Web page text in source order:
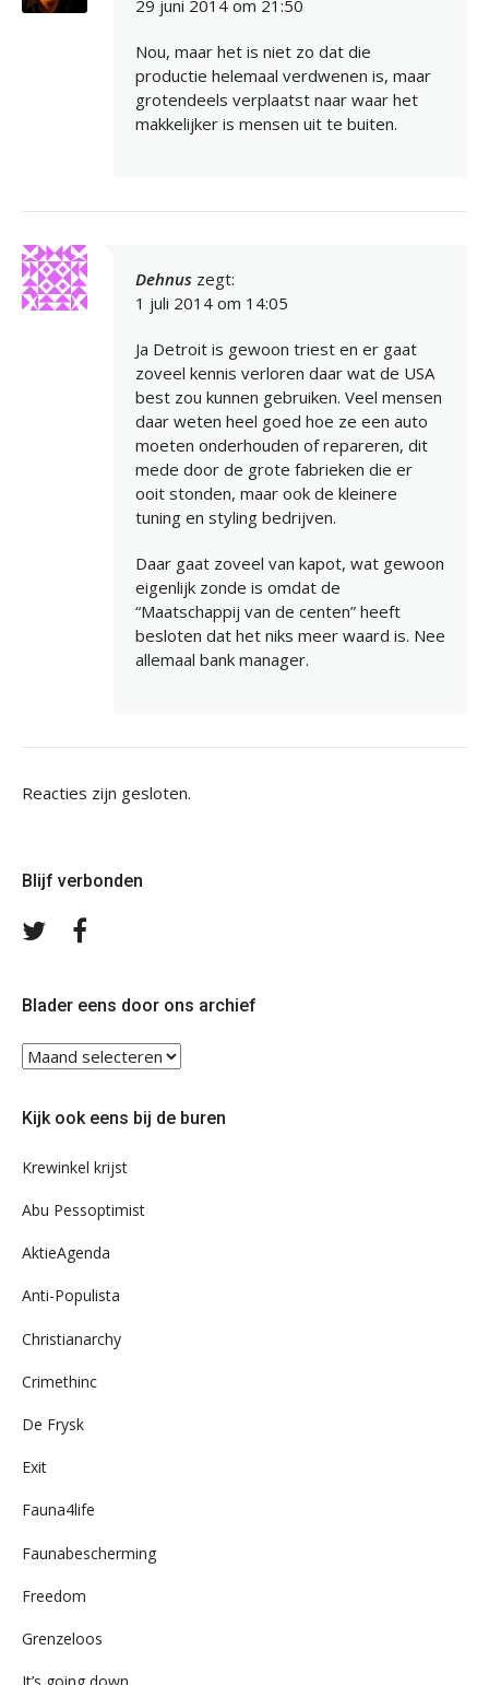
29 juni 2014 om 21:50
Nou, maar het is niet zo dat die
productie helemaal verdwenen is, maar
grotendeels verplaatst naar waar het
makkelijker is mensen uit te buiten.
Dehnus zegt:
1 juli 2014 om 14:05
Ja Detroit is gewoon triest en er gaat
zoveel kennis verloren daar wat de USA
best zou kunnen gebruiken. Veel mensen
daar weten heel goed hoe ze een auto
moeten onderhouden of repareren, dit
mede door de grote fabrieken die er
ooit stonden, maar ook de kleinere
tuning en styling bedrijven.
Daar gaat zoveel van kapot, wat gewoon
eigenlijk zonde is omdat de
“Maatschappij van de centen” heeft
besloten dat het niks meer waard is. Nee
allemaal bank manager.
Reacties zijn gesloten.
Blijf verbonden
Volg
Blader eens door ons archief
Blader
eens
ons
Kijk ook eens bij de buren
Krewinkel krijst
Abu Pessoptimist
AktieAgenda
Anti-Populista
Christianarchy
Crimethinc
De Frysk
Exit
Fauna4life
Faunabescherming
Freedom
Grenzeloos